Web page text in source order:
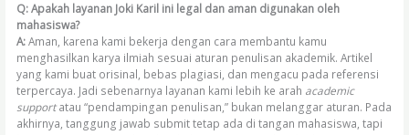
Q: Apakah layanan Joki Karil ini legal dan aman digunakan oleh
mahasiswa?
A:Aman, karena kami bekerja dengan cara membantu kamu
menghasilkan karya ilmiah sesuai aturan penulisan akademik. Artikel
yang kami buat orisinal, bebas plagiasi, dan mengacu pada referensi
terpercaya. Jadi sebenarnya layanan kami lebih ke arah academic
supportatau “pendampingan penulisan,” bukan melanggar aturan. Pada
akhirnya, tanggung jawab submit tetap ada di tangan mahasiswa, tapi